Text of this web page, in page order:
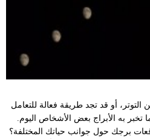
أو قد تجد طريقة فعالة للتعامل
به الأبراج بعض الأشخاص اليوم.
برجك حول جوانب حياتك المختلفة؟